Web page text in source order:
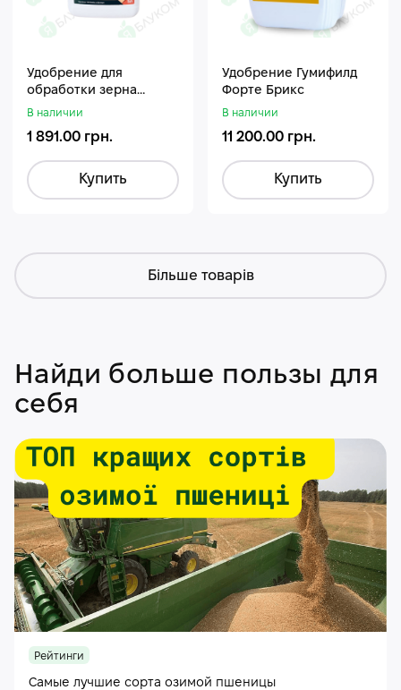
Удобрение для
обработки зерна
Стармакс Гумифос
В наличии
1 891.00 грн.
Купить
Удобрение Гумифилд
Форте Брикс
В наличии
11 200.00 грн.
Купить
Більше товарів
Найди больше пользы для
себя
Рейтинги
Самые лучшие сорта озимой пшеницы